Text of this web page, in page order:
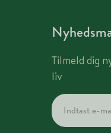
Tilmeld dig
liv